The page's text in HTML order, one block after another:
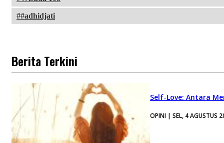
#adhidjati
Berita Terkini
Self-Love: Antara
OPINI | SEL, 4 AGUSTUS